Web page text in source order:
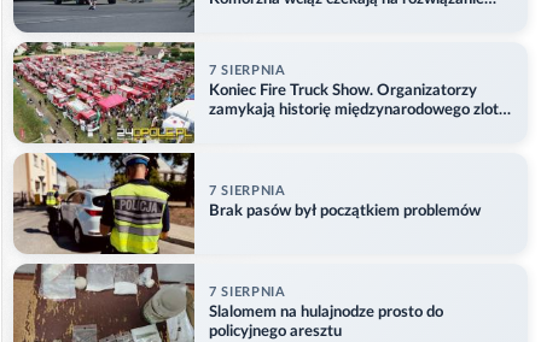
7 SIERPNIA
Koniec Fire Truck Show. Organizatorzy
zamykają historię międzynarodowego zlotu
7 SIERPNIA
Brak pasów był początkiem problemów
7 SIERPNIA
Slalomem na hulajnodze prosto do
policyjnego aresztu